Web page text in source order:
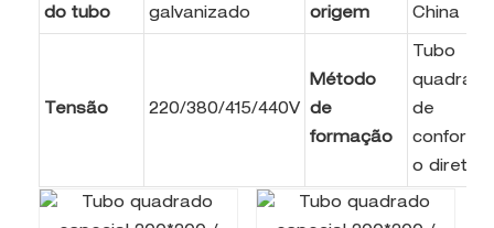
do tubo
galvanizado
origem
China
Tensão 220/380/415/440V
Método
de
formação
Tubo
quadrado
de
o direta